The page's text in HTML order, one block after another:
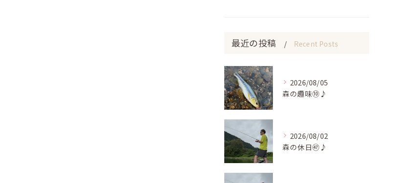
最近の投稿 Recent Posts
2026/08/05
森の趣味⑩♪
2026/08/02
森の休日㊼♪